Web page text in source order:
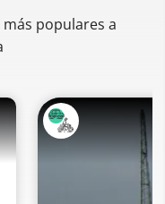
populares a